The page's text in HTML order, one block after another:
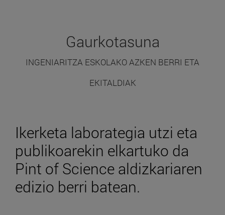
Gaurkotasuna
INGENIARITZA ESKOLAKO AZKEN BERRI ETA
EKITALDIAK
Ikerketa laborategia utzi eta
publikoarekin elkartuko da
Pint of Science aldizkariaren
edizio berri batean.